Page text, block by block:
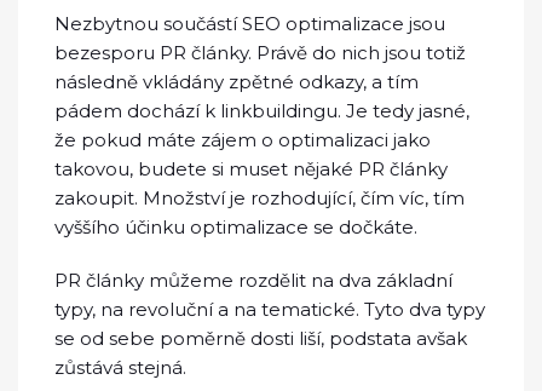
Nezbytnou součástí SEO optimalizace jsou
bezesporu PR články. Právě do nich jsou totiž
následně vkládány zpětné odkazy, a tím
pádem dochází k linkbuildingu. Je tedy jasné,
že pokud máte zájem o optimalizaci jako
takovou, budete si muset nějaké PR články
zakoupit. Množství je rozhodující, čím víc, tím
vyššího účinku optimalizace se dočkáte.
PR články můžeme rozdělit na dva základní
typy, na revoluční a na tematické. Tyto dva typy
se od sebe poměrně dosti liší, podstata avšak
zůstává stejná.